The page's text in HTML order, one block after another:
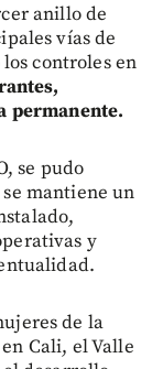
anillo de
vías de
controles en
permanente.
se pudo
mantiene un
y
de la
Cali, el Valle